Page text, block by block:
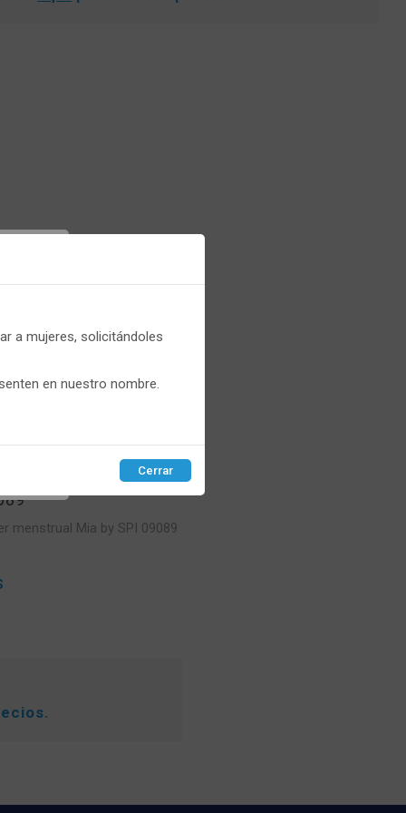
CONT
menstrual Mia by SPI 09089
a mujeres, solicitándoles
en nuestro nombre.
Cerrar